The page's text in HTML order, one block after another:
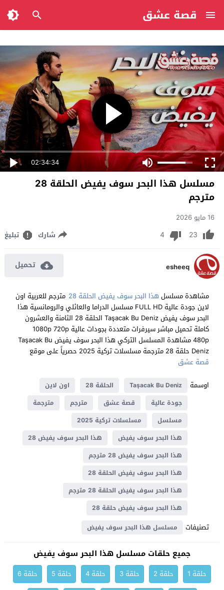
قصة عشق
02:34:34
مسلسل هذا البحر سوف يفيض الحلقة 28
مترجم
16 مايو 2026
23
4 شارك تبليغ
esheeq تحميل
مشاهدة مسلسل هذا البحر سوف يفيض الحلقة 28
مترجم للعربية اون
لاين جودة عالية FULL HD مسلسل الدراما والعائلي والرومانسية هذا
البحر سوف يفيض Taşacak Bu Deniz الحلقة 28 الثامنة والعشرون
كاملة تحميل مباشر سيرفرات متعددة بجودات عالية 1080p 720p
480p مشاهدة المسلسل التركي هذا البحر سوف يفيض Taşacak Bu
Deniz حلقة 28 مترجمة مسلسلات تركية 2025 حصرياً على موقع
قصة عشق
اوسمة
Taşacak Bu Deniz الحلقة 28
اون لاين
جودة عالية
قصة عشق مترجم
مترجمة
مسلسل
مسلسلات تركية 2025
هذا البحر سوف يفيض
هذا البحر سوف يفيض 28
هذا البحر سوف يفيض 28 مترجم
هذا البحر سوف يفيض الحلقة 28
هذا البحر سوف يفيض الحلقة 28 مترجم
هذا البحر سوف يفيض حلقة 28
تصنيفات مسلسل هذا البحر سوف يفيض
جميع حلقات مسلسل هذا البحر سوف يفيض
حلقة 1 حلقة 2 حلقة 3 حلقة 4 حلقة 5
حلقة 6